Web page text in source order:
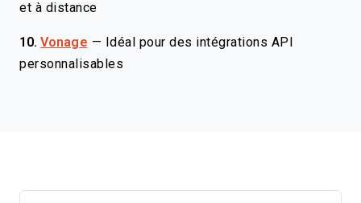
et à distance
10. Vonage —
Idéal pour des intégrations API
personnalisables